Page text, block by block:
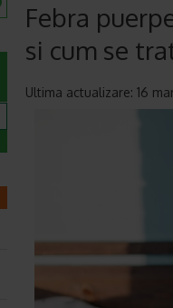
Febra
si cum se
Ultima actualizare: 16